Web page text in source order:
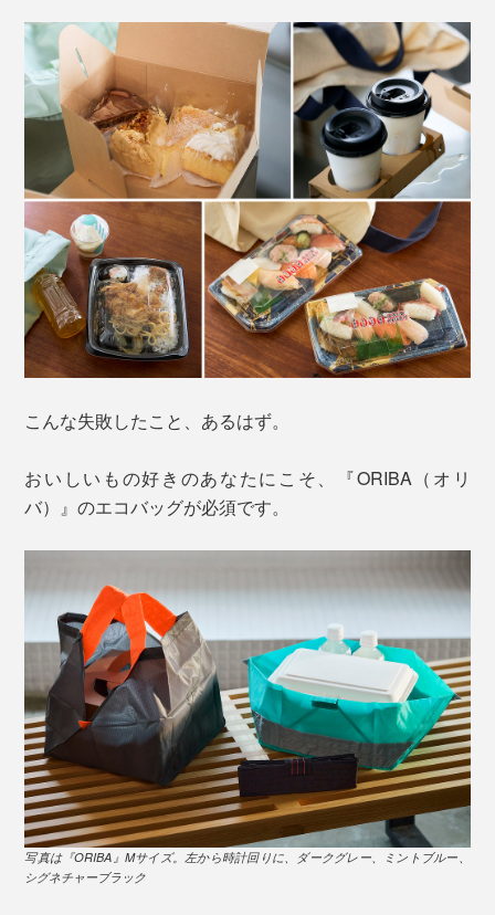
こんな失敗したこと、あるはず。
おいしいもの好きのあなたにこそ、『ORIBA（オリ
バ）』のエコバッグが必須です。
写真は『ORIBA』Mサイズ。左から時計回りに、ダークグレー、ミントブルー、
シグネチャーブラック